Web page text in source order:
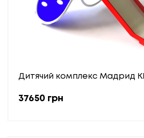
Дитячий комплекс Мадрид
37650 грн